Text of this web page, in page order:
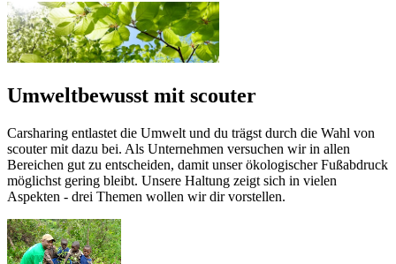
Umweltbewusst mit scouter
Carsharing entlastet die Umwelt und du trägst durch die Wahl von
scouter mit dazu bei. Als Unternehmen versuchen wir in allen
Bereichen gut zu entscheiden, damit unser ökologischer Fußabdruck
möglichst gering bleibt. Unsere Haltung zeigt sich in vielen
Aspekten - drei Themen wollen wir dir vorstellen.